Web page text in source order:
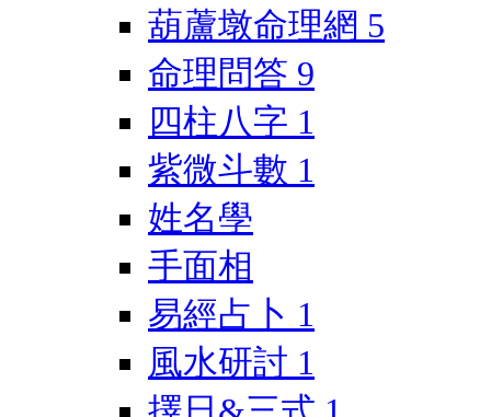
葫蘆墩命理網 5
命理問答 9
四柱八字 1
紫微斗數 1
姓名學
手面相
易經占卜 1
風水研討 1